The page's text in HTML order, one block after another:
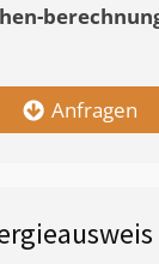
Anfragen